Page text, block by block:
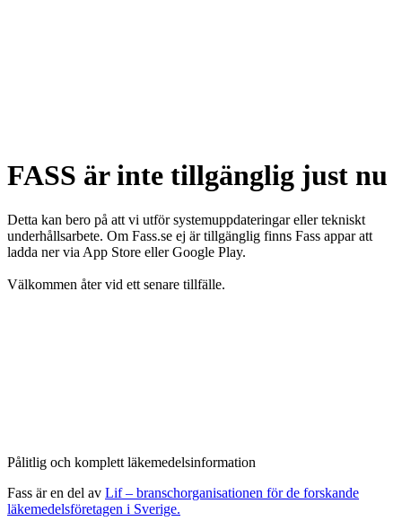
FASS är inte tillgänglig just nu
Detta kan bero på att vi utför systemuppdateringar eller tekniskt
underhållsarbete. Om Fass.se ej är tillgänglig finns Fass appar att
ladda ner via App Store eller Google Play.
Välkommen åter vid ett senare tillfälle.
Pålitlig och komplett läkemedelsinformation
Fass är en del av Lif – branschorganisationen för de forskande
läkemedelsföretagen i Sverige.